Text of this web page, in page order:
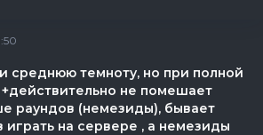
среднюю темноту, но при полной
+действительно не помешает
раундов (немезиды), бывает
играть на сервере , а немезиды